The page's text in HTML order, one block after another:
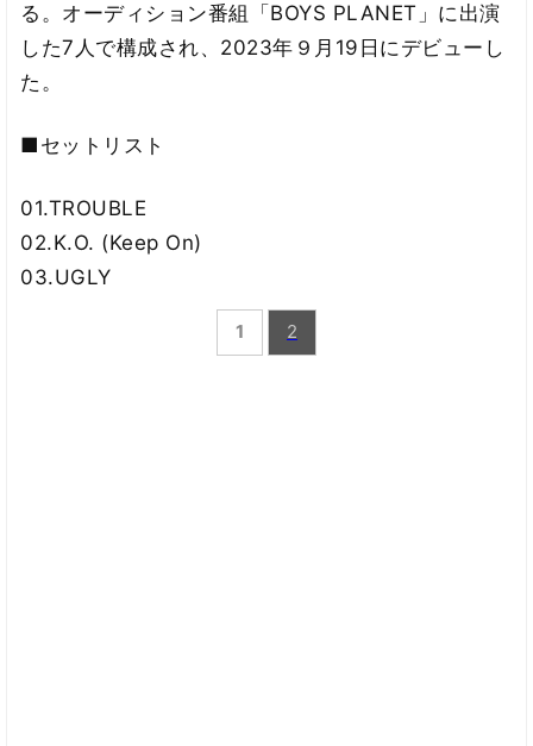
る。オーディション番組「BOYS PLANET」に出演
した7人で構成され、2023年９月19日にデビューし
た。
■セットリスト
01.TROUBLE
02.K.O. (Keep On)
03.UGLY
1 2